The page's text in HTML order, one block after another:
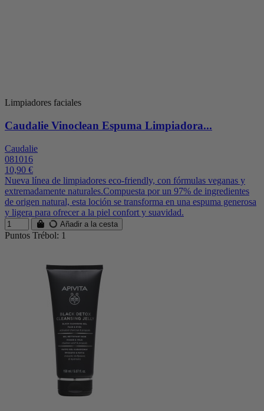
Limpiadores faciales
Caudalie Vinoclean Espuma Limpiadora...
Caudalie
081016
10,90 €
Nueva línea de limpiadores eco-friendly, con fórmulas veganas y
extremadamente naturales.Compuesta por un 97% de ingredientes
de origen natural, esta loción se transforma en una espuma generosa
y ligera para ofrecer a la piel confort y suavidad.
Añadir a la cesta
Puntos Trébol: 1